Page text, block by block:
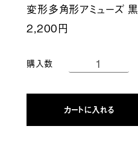
変形多角形アミューズ 黒
2,200円
購入数
カートに入れる